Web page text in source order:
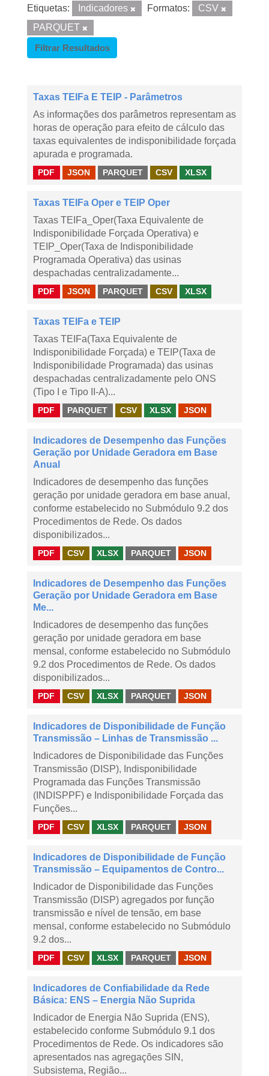
Etiquetas: Indicadores Formatos:
CSV
PARQUET
Filtrar Resultados
Taxas TEIFa E TEIP - Parâmetros
As informações dos parâmetros representam as
horas de operação para efeito de cálculo das
taxas equivalentes de indisponibilidade forçada
apurada e programada.
PDF JSON PARQUET CSV XLSX
Taxas TEIFa Oper e TEIP Oper
Taxas TEIFa_Oper(Taxa Equivalente de
Indisponibilidade Forçada Operativa) e
TEIP_Oper(Taxa de Indisponibilidade
Programada Operativa) das usinas
despachadas centralizadamente...
PDF JSON PARQUET CSV XLSX
Taxas TEIFa e TEIP
Taxas TEIFa(Taxa Equivalente de
Indisponibilidade Forçada) e TEIP(Taxa de
Indisponibilidade Programada) das usinas
despachadas centralizadamente pelo ONS
(Tipo I e Tipo II-A)...
PDF PARQUET CSV XLSX JSON
Indicadores de Desempenho das Funções
Geração por Unidade Geradora em Base
Anual
Indicadores de desempenho das funções
geração por unidade geradora em base anual,
conforme estabelecido no Submódulo 9.2 dos
Procedimentos de Rede. Os dados
disponibilizados...
PDF CSV XLSX PARQUET JSON
Indicadores de Desempenho das Funções
Geração por Unidade Geradora em Base
Me...
Indicadores de desempenho das funções
geração por unidade geradora em base
mensal, conforme estabelecido no Submódulo
9.2 dos Procedimentos de Rede. Os dados
disponibilizados...
PDF CSV XLSX PARQUET JSON
Indicadores de Disponibilidade de Função
Transmissão – Linhas de Transmissão ...
Indicadores de Disponibilidade das Funções
Transmissão (DISP), Indisponibilidade
Programada das Funções Transmissão
(INDISPPF) e Indisponibilidade Forçada das
Funções...
PDF CSV XLSX PARQUET JSON
Indicadores de Disponibilidade de Função
Transmissão – Equipamentos de Contro...
Indicador de Disponibilidade das Funções
Transmissão (DISP) agregados por função
transmissão e nível de tensão, em base
mensal, conforme estabelecido no Submódulo
9.2 dos...
PDF CSV XLSX PARQUET JSON
Indicadores de Confiabilidade da Rede
Básica: ENS – Energia Não Suprida
Indicador de Energia Não Suprida (ENS),
estabelecido conforme Submódulo 9.1 dos
Procedimentos de Rede. Os indicadores são
apresentados nas agregações SIN,
Subsistema, Região...